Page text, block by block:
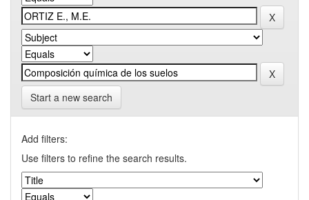
Start a new search
Add filters:
Use filters to refine the search results.